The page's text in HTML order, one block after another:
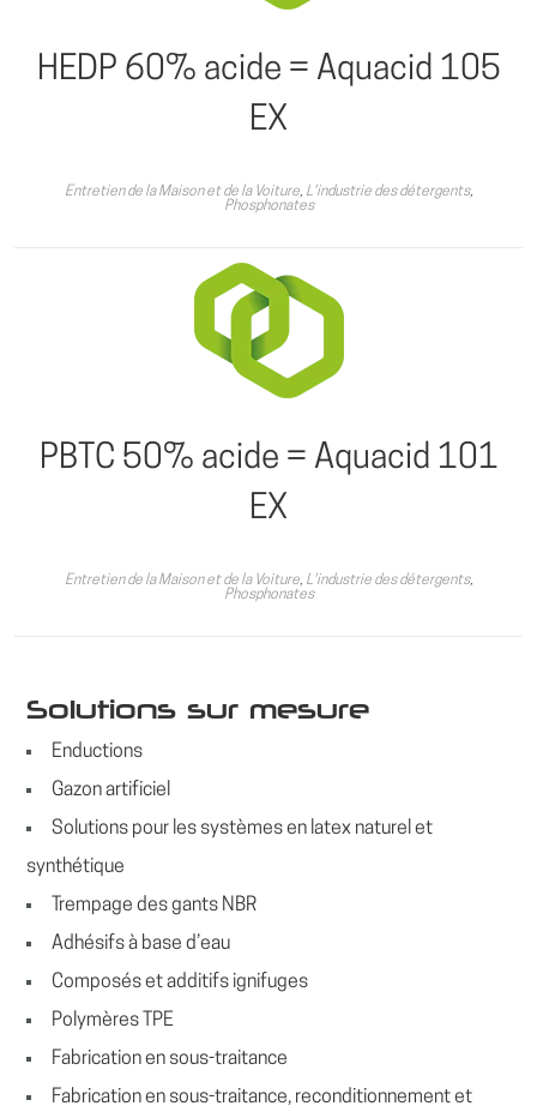
HEDP 60% acide = Aquacid 105
EX
Entretien de la Maison et de la Voiture, L'industrie des détergents,
Phosphonates
PBTC 50% acide = Aquacid 101
EX
Entretien de la Maison et de la Voiture, L'industrie des détergents,
Phosphonates
Solutions sur mesure
Enductions
Gazon artificiel
Solutions pour les systèmes en latex naturel et
synthétique
Trempage des gants NBR
Adhésifs à base d’eau
Composés et additifs ignifuges
Polymères TPE
Fabrication en sous-traitance
Fabrication en sous-traitance, reconditionnement et